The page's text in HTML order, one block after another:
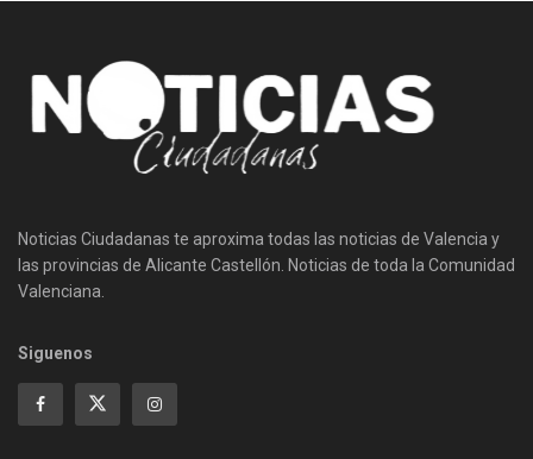
Noticias Ciudadanas te aproxima todas las noticias de Valencia y
las provincias de Alicante Castellón. Noticias de toda la Comunidad
Valenciana.
Siguenos